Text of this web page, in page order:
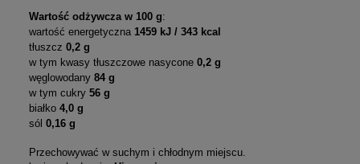
Wartość odżywcza w 100 g:
wartość energetyczna 1459 kJ / 343 kcal
tłuszcz 0,2 g
w tym kwasy tłuszczowe nasycone 0,2 g
węglowodany 84 g
w tym cukry 56 g
białko 4,0 g
sól 0,16 g
Przechowywać w suchym i chłodnym miejscu.